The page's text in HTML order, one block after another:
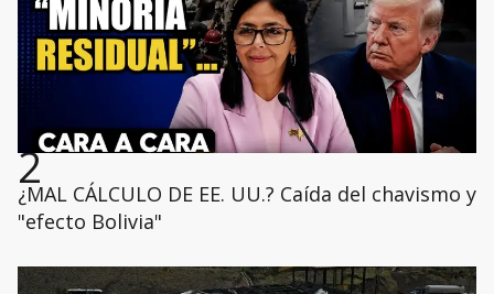
2
¿MAL CÁLCULO DE EE. UU.? Caída del chavismo y
"efecto Bolivia"